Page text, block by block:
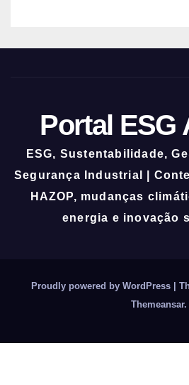
Portal ESG
ESG, Sustentabilidade,
Segurança Industrial |
HAZOP, mudanças
energia e inovação
Proudly powered by WordPress
Themeansar.